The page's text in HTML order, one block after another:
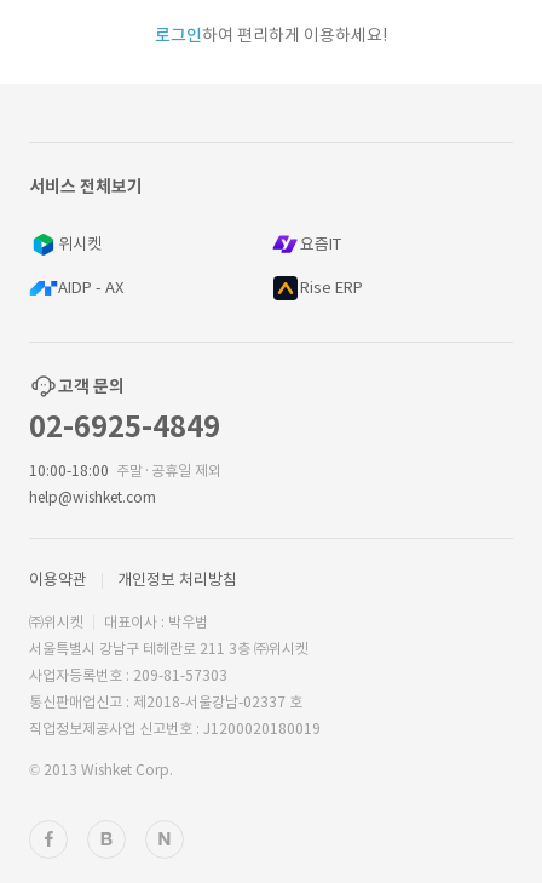
로그인하여 편리하게 이용하세요!
서비스 전체보기
위시켓 요즘IT
AIDP - AX Rise ERP
고객 문의
02-6925-4849
10:00-18:00 주말·공휴일 제외
help@wishket.com
이용약관 개인정보 처리방침
㈜위시켓
대표이사 : 박우범
서울특별시 강남구 테헤란로 211 3층 ㈜위시켓
사업자등록번호 : 209-81-57303
통신판매업신고 : 제2018-서울강남-02337 호
직업정보제공사업 신고번호 : J1200020180019
© 2013 Wishket Corp.